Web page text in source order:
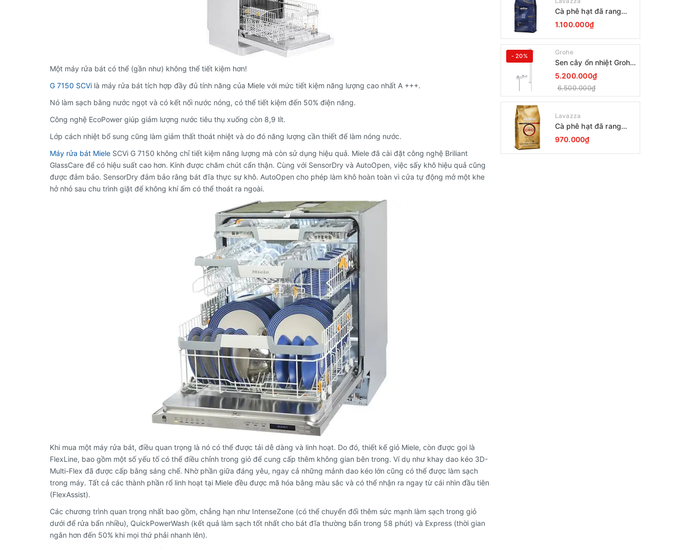
Một máy rửa bát có thể (gần như) không thể tiết kiệm hơn!
G 7150 SCVi là máy rửa bát tích hợp đầy đủ tính năng của Miele với mức tiết kiệm năng lượng cao nhất A +++.
Nó làm sạch bằng nước ngọt và có kết nối nước nóng, có thể tiết kiệm đến 50% điện năng.
Công nghệ EcoPower giúp giảm lượng nước tiêu thụ xuống còn 8,9 lít.
Lớp cách nhiệt bổ sung cũng làm giảm thất thoát nhiệt và do đó năng lượng cần thiết để làm nóng nước.
Máy rửa bát Miele SCVi G 7150 không chỉ tiết kiệm năng lượng mà còn sử dụng hiệu quả. Miele đã cài đặt công nghệ Briliant
GlassCare để có hiệu suất cao hơn. Kính được chăm chút cẩn thận. Cùng với SensorDry và AutoOpen, việc sấy khô hiệu quả cũng
được đảm bảo. SensorDry đảm bảo rằng bát đĩa thực sự khô. AutoOpen cho phép làm khô hoàn toàn vì cửa tự động mở một khe
hở nhỏ sau chu trình giặt để không khí ấm có thể thoát ra ngoài.
Khi mua một máy rửa bát, điều quan trọng là nó có thể được tải dễ dàng và linh hoạt. Do đó, thiết kế giỏ Miele, còn được gọi là
FlexLine, bao gồm một số yếu tố có thể điều chỉnh trong giỏ để cung cấp thêm không gian bên trong. Ví dụ như khay dao kéo 3D-
Multi-Flex đã được cấp bằng sáng chế. Nhờ phần giữa đáng yêu, ngay cả những mảnh dao kéo lớn cũng có thể được làm sạch
trong máy. Tất cả các thành phần rổ linh hoạt tại Miele đều được mã hóa bằng màu sắc và có thể nhận ra ngay từ cái nhìn đầu tiên
(FlexAssist).
Các chương trình quan trọng nhất bao gồm, chẳng hạn như IntenseZone (có thể chuyển đổi thêm sức mạnh làm sạch trong giỏ
dưới để rửa bẩn nhiều), QuickPowerWash (kết quả làm sạch tốt nhất cho bát đĩa thường bẩn trong 58 phút) và Express (thời gian
ngắn hơn đến 50% khi mọi thứ phải nhanh lên).
Cà phê hạt đã rang
Lavazza Coffee
Espresso Super Crema
1000g Date 12-2027
1.100.000₫
- 20% Grohe
Sen cây ổn nhiệt Grohe
Grohtherm 800
34566001
5.200.000₫
6.500.000₫
Lavazza
Cà phê hạt đã rang
Lavazza Oro Qualita
1000g
970.000₫